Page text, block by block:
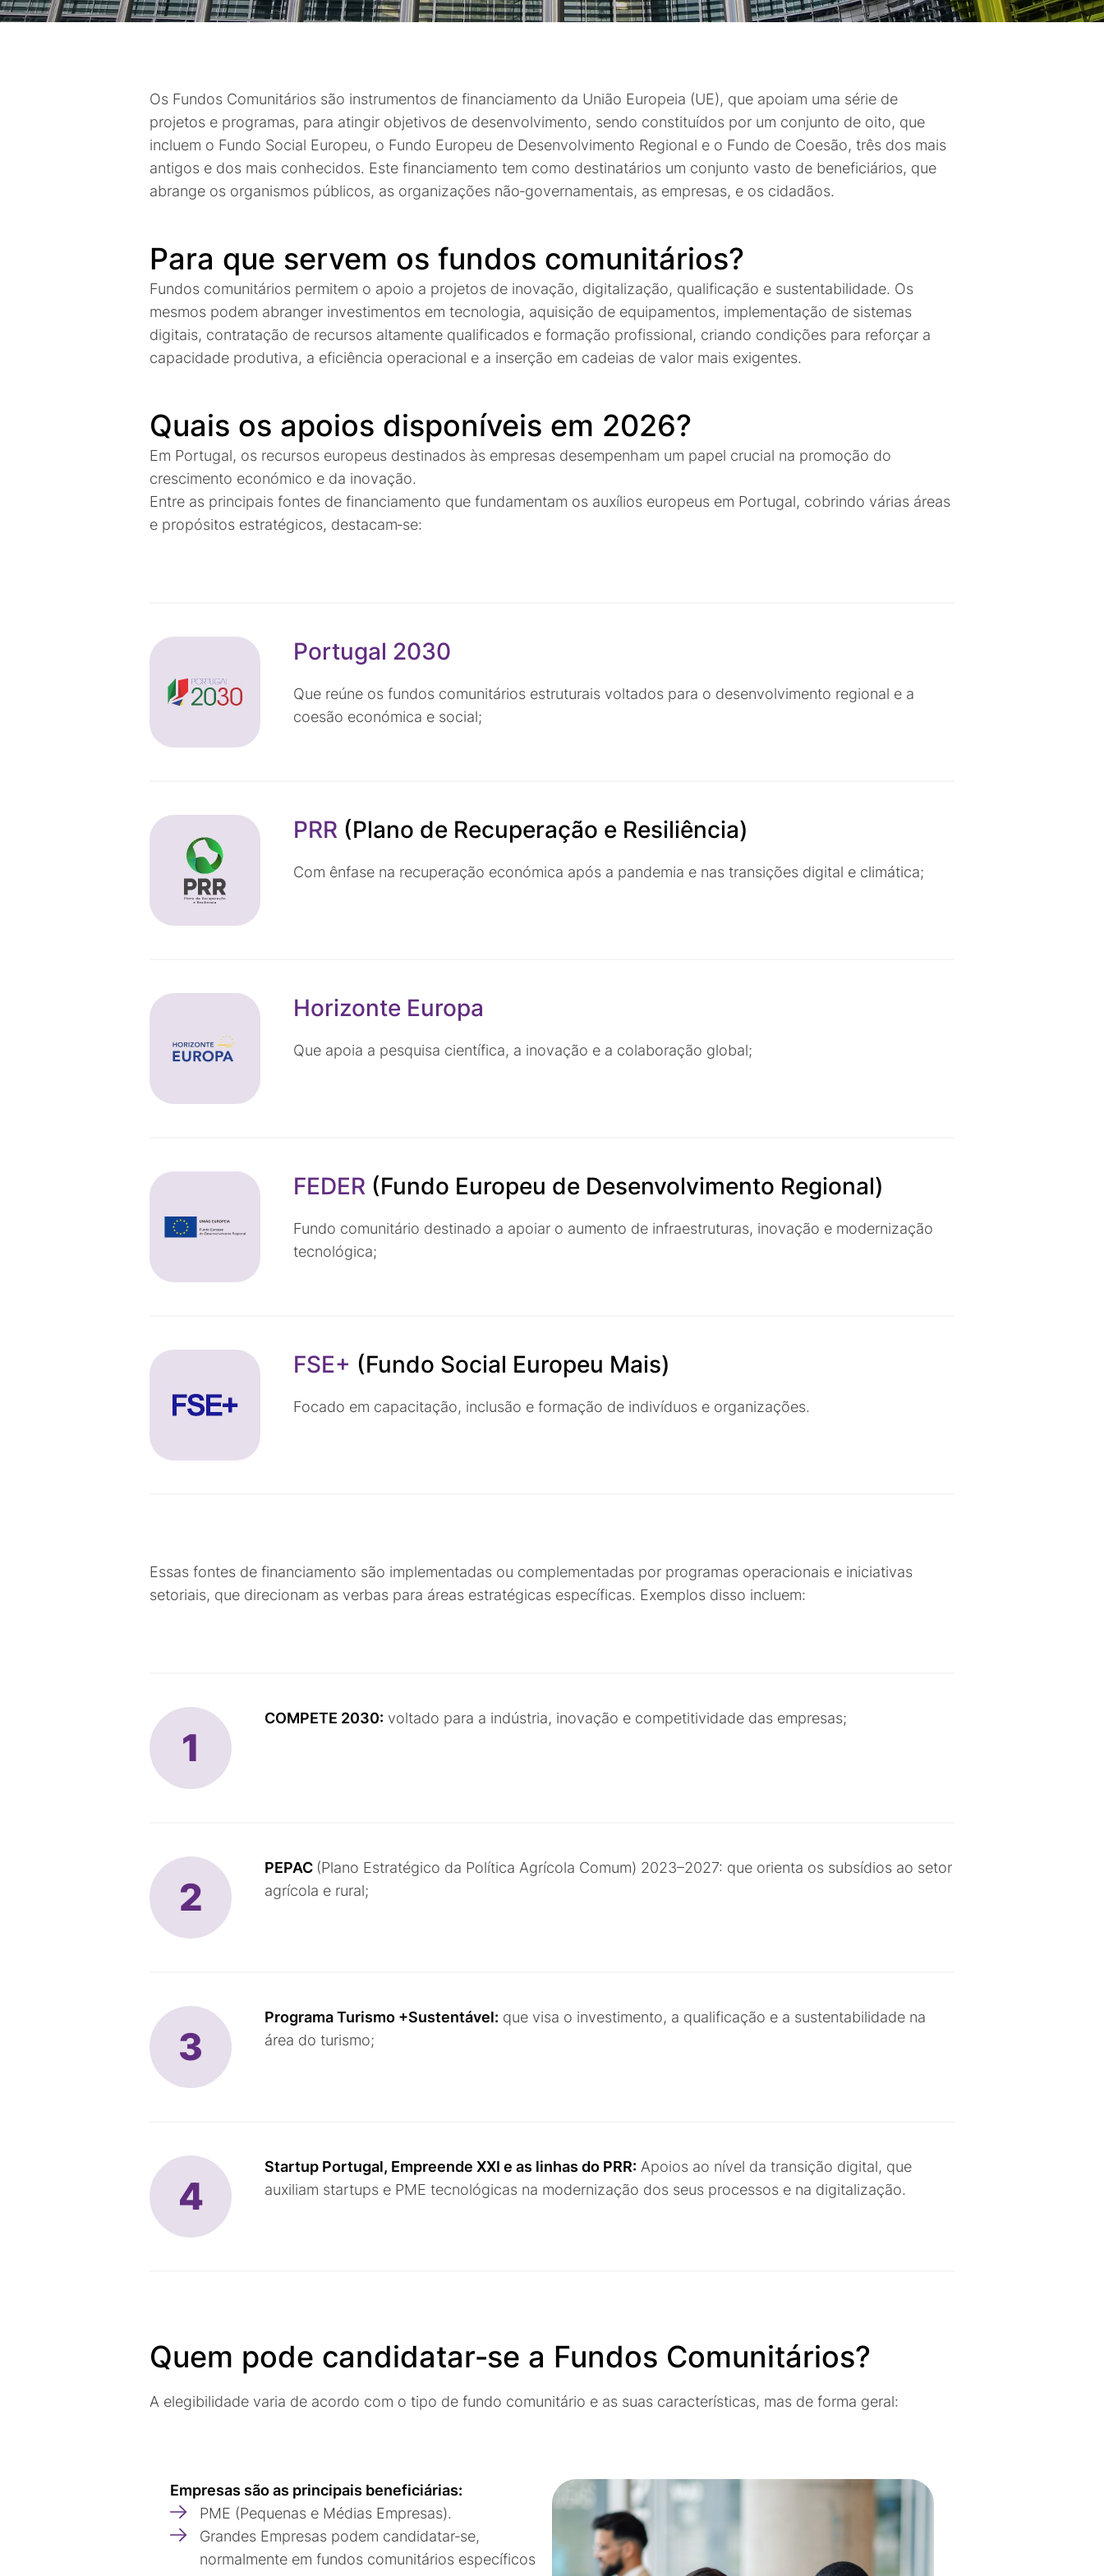
Os Fundos Comunitários são instrumentos de financiamento da União Europeia (UE), que apoiam uma série de
projetos e programas, para atingir objetivos de desenvolvimento, sendo constituídos por um conjunto de oito, que
incluem o Fundo Social Europeu, o Fundo Europeu de Desenvolvimento Regional e o Fundo de Coesão, três dos mais
antigos e dos mais conhecidos. Este financiamento tem como destinatários um conjunto vasto de beneficiários, que
abrange os organismos públicos, as organizações não‑governamentais, as empresas, e os cidadãos.
Para que servem os fundos comunitários?
Fundos comunitários permitem o apoio a projetos de inovação, digitalização, qualificação e sustentabilidade. Os
mesmos podem abranger investimentos em tecnologia, aquisição de equipamentos, implementação de sistemas
digitais, contratação de recursos altamente qualificados e formação profissional, criando condições para reforçar a
capacidade produtiva, a eficiência operacional e a inserção em cadeias de valor mais exigentes.
Quais os apoios disponíveis em 2026?
Em Portugal, os recursos europeus destinados às empresas desempenham um papel crucial na promoção do
crescimento económico e da inovação.
Entre as principais fontes de financiamento que fundamentam os auxílios europeus em Portugal, cobrindo várias áreas
e propósitos estratégicos, destacam‑se:
Portugal 2030
Que reúne os fundos comunitários estruturais voltados para o desenvolvimento regional e a
coesão económica e social;
PRR (Plano de Recuperação e Resiliência)
Com ênfase na recuperação económica após a pandemia e nas transições digital e climática;
Horizonte Europa
Que apoia a pesquisa científica, a inovação e a colaboração global;
FEDER (Fundo Europeu de Desenvolvimento Regional)
Fundo comunitário destinado a apoiar o aumento de infraestruturas, inovação e modernização
tecnológica;
FSE+ (Fundo Social Europeu Mais)
Focado em capacitação, inclusão e formação de indivíduos e organizações.
Essas fontes de financiamento são implementadas ou complementadas por programas operacionais e iniciativas
setoriais, que direcionam as verbas para áreas estratégicas específicas. Exemplos disso incluem:
1
COMPETE 2030: voltado para a indústria, inovação e competitividade das empresas;
2
PEPAC (Plano Estratégico da Política Agrícola Comum) 2023–2027: que orienta os subsídios ao setor
agrícola e rural;
3
Programa Turismo +Sustentável: que visa o investimento, a qualificação e a sustentabilidade na
área do turismo;
4
Startup Portugal, Empreende XXI e as linhas do PRR: Apoios ao nível da transição digital, que
auxiliam startups e PME tecnológicas na modernização dos seus processos e na digitalização.
Quem pode candidatar‑se a Fundos Comunitários?
A elegibilidade varia de acordo com o tipo de fundo comunitário e as suas características, mas de forma geral:
Empresas são as principais beneficiárias:
PME (Pequenas e Médias Empresas).
Grandes Empresas podem candidatar‑se,
normalmente em fundos comunitários específicos